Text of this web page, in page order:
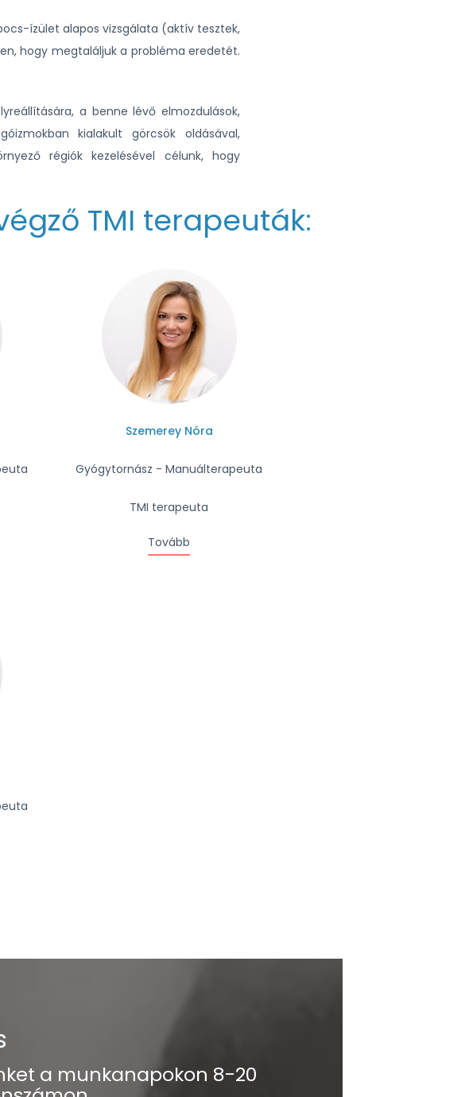
ízület alapos vizsgálata (aktív tesztek,
hogy megtaláljuk a probléma eredetét.
a benne lévő elmozdulások,
kialakult görcsök oldásával,
régiók kezelésével célunk, hogy
TMI terapeuták:
Szemerey Nóra
Gyógytornász - Manuálterapeuta
TMI terapeuta
Tovább
a munkanapokon 8-20